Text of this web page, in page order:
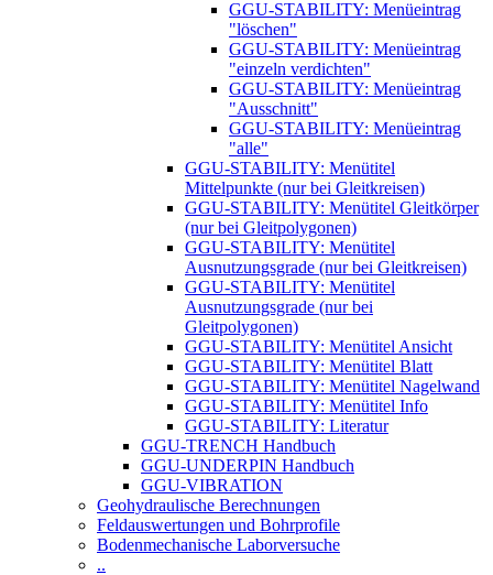
GGU-STABILITY: Menüeintrag
"löschen"
GGU-STABILITY: Menüeintrag
"einzeln verdichten"
GGU-STABILITY: Menüeintrag
"Ausschnitt"
GGU-STABILITY: Menüeintrag
"alle"
GGU-STABILITY: Menütitel
Mittelpunkte (nur bei Gleitkreisen)
GGU-STABILITY: Menütitel Gleitkörper
(nur bei Gleitpolygonen)
GGU-STABILITY: Menütitel
Ausnutzungsgrade (nur bei Gleitkreisen)
GGU-STABILITY: Menütitel
Ausnutzungsgrade (nur bei
Gleitpolygonen)
GGU-STABILITY: Menütitel Ansicht
GGU-STABILITY: Menütitel Blatt
GGU-STABILITY: Menütitel Nagelwand
GGU-STABILITY: Menütitel Info
GGU-STABILITY: Literatur
GGU-TRENCH Handbuch
GGU-UNDERPIN Handbuch
GGU-VIBRATION
Geohydraulische Berechnungen
Feldauswertungen und Bohrprofile
Bodenmechanische Laborversuche
..